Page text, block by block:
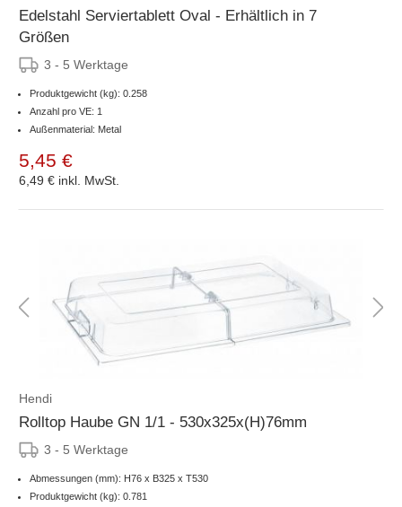
Edelstahl Serviertablett Oval - Erhältlich in 7
Größen
3 - 5 Werktage
Produktgewicht (kg): 0.258
Anzahl pro VE: 1
Außenmaterial: Metal
5,45 €
6,49 € inkl. MwSt.
Hendi
Rolltop Haube GN 1/1 - 530x325x(H)76mm
3 - 5 Werktage
Abmessungen (mm): H76 x B325 x T530
Produktgewicht (kg): 0.781